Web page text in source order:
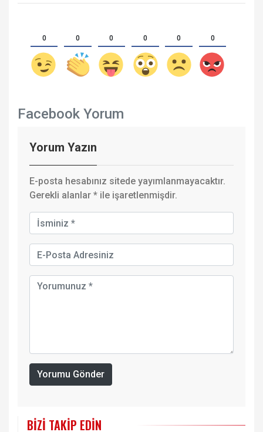
0 0 0 0 0 0
Facebook Yorum
Yorum Yazın
E-posta hesabınız sitede yayımlanmayacaktır.
Gerekli alanlar * ile işaretlenmişdir.
Yorumu Gönder
BIZI TAKIP EDIN